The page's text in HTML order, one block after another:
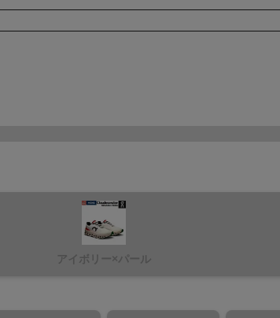
アイボリー×パール